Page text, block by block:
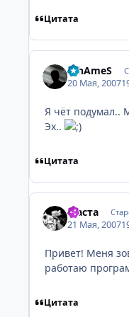
Цитата
AlhAmeS
20 Мая, 2007
Я чёт подумал..
Эх..
Цитата
Маста
21 Мая, 2007
Привет! Меня
работаю
Цитата